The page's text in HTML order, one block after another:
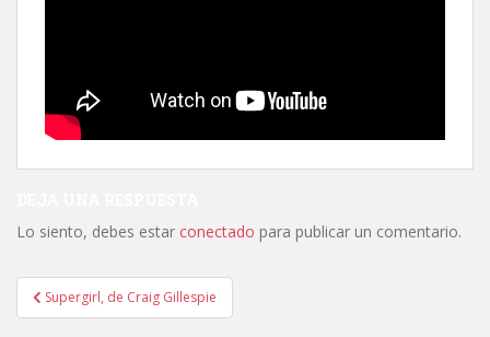
Lo siento, debes estar conectado para publicar un comentario.
Navegación
de
Supergirl, de Craig Gillespie